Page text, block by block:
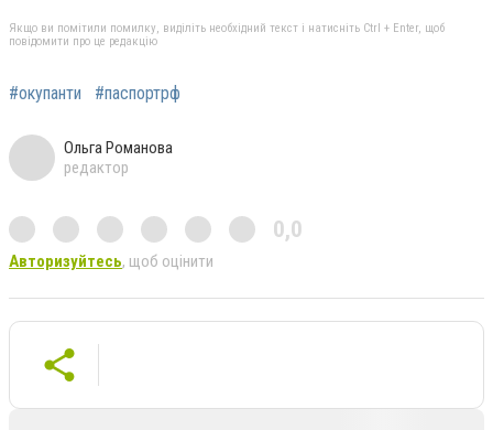
Якщо ви помітили помилку, виділіть необхідний текст і натисніть Ctrl + Enter, щоб
повідомити про це редакцію
#окупанти #паспортрф
Ольга Романова
редактор
0,0
Авторизуйтесь, щоб оцінити